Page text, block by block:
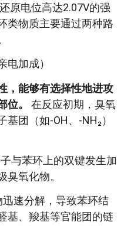
原电位高达2.07V的强
类物质主要通过两种路
电加成）
，能够有选择性地进攻
。
在反应初期，臭氧
团（如-OH、-NH₂）
子与苯环上的双键发生加
臭氧化物。
迅速分解，导致苯环结
基、羧基等官能团的链